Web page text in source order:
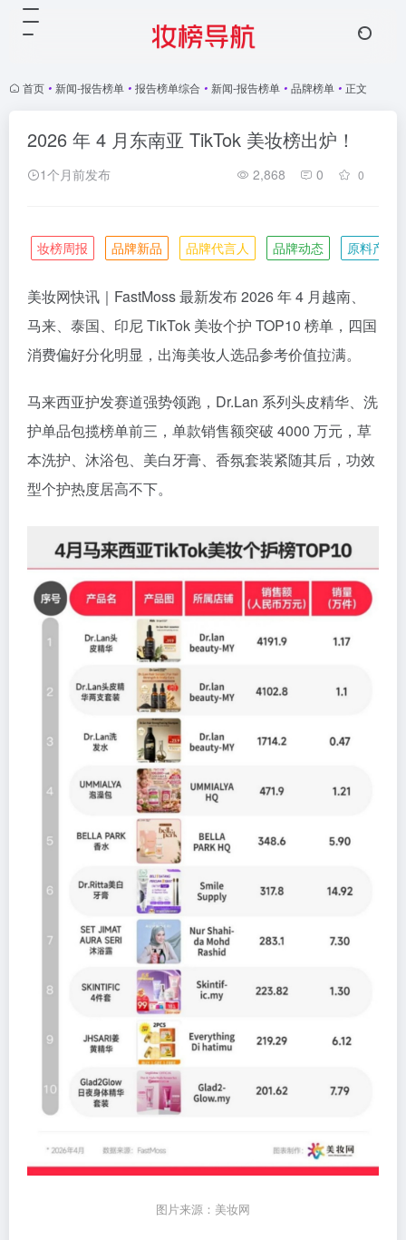
首页 • 新闻-报告榜单 • 报告榜单综合 • 新闻-报告榜单 • 品牌榜单 • 正文
2026 年 4 月东南亚 TikTok 美妆榜出炉！
1个月前发布 2,868 0 0
妆榜周报 品牌新品 品牌代言人 品牌动态 原料产业
美妆网快讯｜FastMoss 最新发布 2026 年 4 月越南、
马来、泰国、印尼 TikTok 美妆个护 TOP10 榜单，四国
消费偏好分化明显，出海美妆人选品参考价值拉满。
马来西亚护发赛道强势领跑，Dr.Lan 系列头皮精华、洗
护单品包揽榜单前三，单款销售额突破 4000 万元，草
本洗护、沐浴包、美白牙膏、香氛套装紧随其后，功效
型个护热度居高不下。
图片来源：美妆网